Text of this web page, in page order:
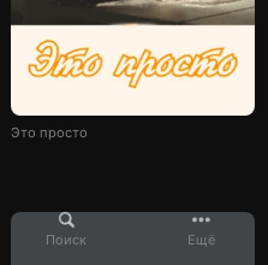
Поиск Ещё
Это просто